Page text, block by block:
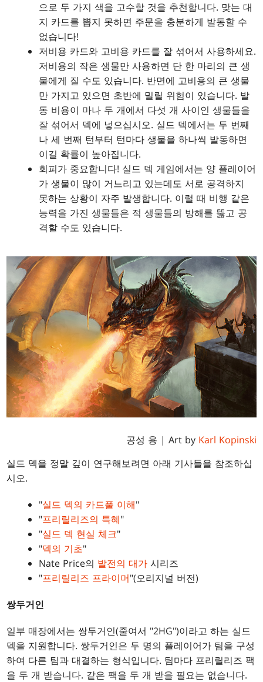
으로 두 가지 색을 고수할 것을 추천합니다. 맞는 대
지 카드를 뽑지 못하면 주문을 충분하게 발동할 수
없습니다!
저비용 카드와 고비용 카드를 잘 섞어서 사용하세요.
저비용의 작은 생물만 사용하면 단 한 마리의 큰 생
물에게 질 수도 있습니다. 반면에 고비용의 큰 생물
만 가지고 있으면 초반에 밀릴 위험이 있습니다. 발
동 비용이 마나 두 개에서 다섯 개 사이인 생물들을
잘 섞어서 덱에 넣으십시오. 실드 덱에서는 두 번째
나 세 번째 턴부터 턴마다 생물을 하나씩 발동하면
이길 확률이 높아집니다.
회피가 중요합니다! 실드 덱 게임에서는 양 플레이어
가 생물이 많이 거느리고 있는데도 서로 공격하지
못하는 상황이 자주 발생합니다. 이럴 때 비행 같은
능력을 가진 생물들은 적 생물들의 방해를 뚫고 공
격할 수도 있습니다.
공성 용 | Art by Karl Kopinski
실드 덱을 정말 깊이 연구해보려면 아래 기사들을 참조하십
시오.
"실드 덱의 카드풀 이해"
"프리릴리즈의 특혜"
"실드 덱 현실 체크"
"덱의 기초"
Nate Price의 발전의 대가 시리즈
"프리릴리즈 프라이머"(오리지널 버전)
쌍두거인
일부 매장에서는 쌍두거인(줄여서 "2HG")이라고 하는 실드
덱을 지원합니다. 쌍두거인은 두 명의 플레이어가 팀을 구성
하여 다른 팀과 대결하는 형식입니다. 팀마다 프리릴리즈 팩
을 두 개 받습니다. 같은 팩을 두 개 받을 필요는 없습니다.